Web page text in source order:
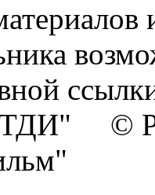
©